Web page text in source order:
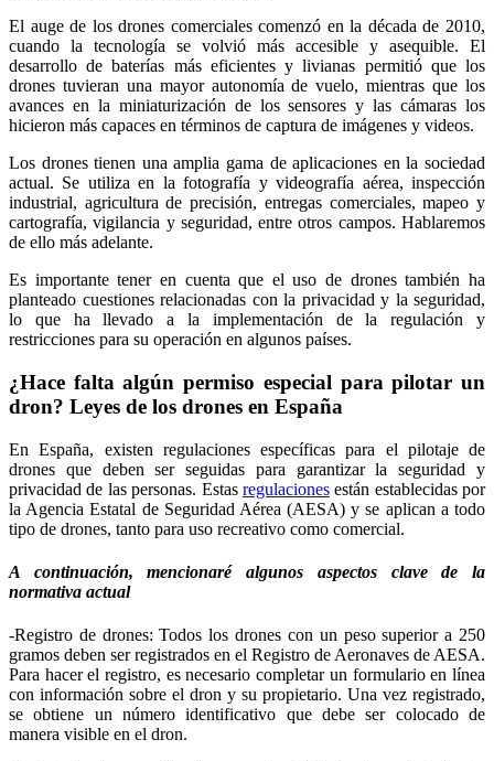
El auge de los drones comerciales comenzó en la década de 2010,
cuando la tecnología se volvió más accesible y asequible. El
desarrollo de baterías más eficientes y livianas permitió que los
drones tuvieran una mayor autonomía de vuelo, mientras que los
avances en la miniaturización de los sensores y las cámaras los
hicieron más capaces en términos de captura de imágenes y videos.
Los drones tienen una amplia gama de aplicaciones en la sociedad
actual. Se utiliza en la fotografía y videografía aérea, inspección
industrial, agricultura de precisión, entregas comerciales, mapeo y
cartografía, vigilancia y seguridad, entre otros campos. Hablaremos
de ello más adelante.
Es importante tener en cuenta que el uso de drones también ha
planteado cuestiones relacionadas con la privacidad y la seguridad,
lo que ha llevado a la implementación de la regulación y
restricciones para su operación en algunos países.
¿Hace falta algún permiso especial para pilotar un
dron? Leyes de los drones en España
En España, existen regulaciones específicas para el pilotaje de
drones que deben ser seguidas para garantizar la seguridad y
privacidad de las personas. Estas regulacionesestán establecidas por
la Agencia Estatal de Seguridad Aérea (AESA) y se aplican a todo
tipo de drones, tanto para uso recreativo como comercial.
A continuación, mencionaré algunos aspectos clave de la
normativa actual
-Registro de drones: Todos los drones con un peso superior a 250
gramos deben ser registrados en el Registro de Aeronaves de AESA.
Para hacer el registro, es necesario completar un formulario en línea
con información sobre el dron y su propietario. Una vez registrado,
se obtiene un número identificativo que debe ser colocado de
manera visible en el dron.